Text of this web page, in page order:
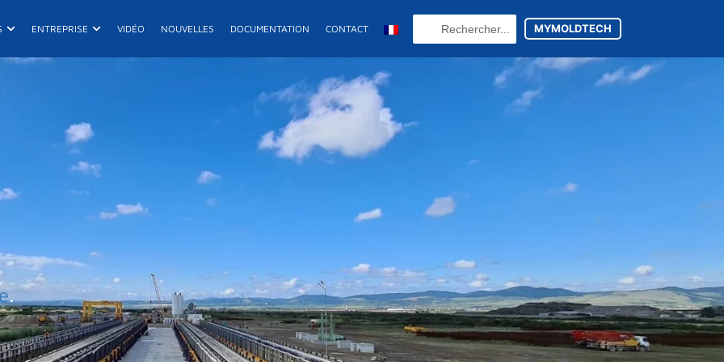
Ouvrir Projets
ENTREPRISE Ouvrir Entreprise
VIDÉO NOUVELLES DOCUMENTATION CONTACT
EN
Deutsch(Allemand
MYMOLDTECH
.